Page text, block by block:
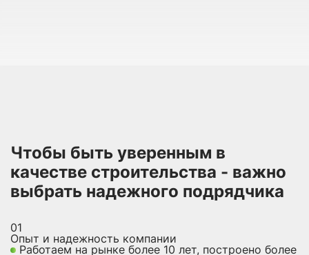
Чтобы быть уверенным в
качестве строительства - важно
выбрать надежного подрядчика
01
Опыт и надежность компании
Работаем на рынке более 10 лет, построено более